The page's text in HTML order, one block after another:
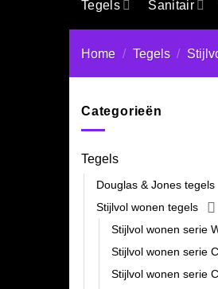
Tegels Sanitair
Home / Tegels /
Categorieën
Tegels
Douglas & Jones tegels
Stijlvol wonen tegels
Stijlvol wonen serie
Stijlvol wonen serie
Stijlvol wonen serie